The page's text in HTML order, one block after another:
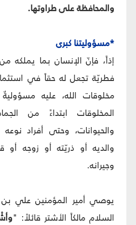
والمحافظة على طراوتها.
*مسؤوليتنا كبرى
إذاً، فإنّ الإنسان بما يملكه
فطريّة تجعل له حقاً في
مخلوقات الله، عليه
المخلوقات ابتداءً من
والحيوانات، وحتى أفراد
والديه أو ذريّته أو زوجه أو
وجيرانه.
يوصي أمير المؤمنين علي
السلام مالكاً الأشتر قائلاً: "